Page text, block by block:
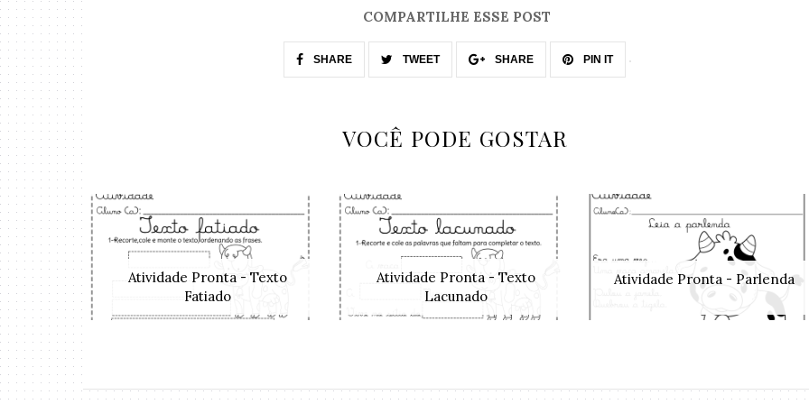
COMPARTILHE ESSE POST
SHARE TWEET SHARE PIN IT
VOCÊ PODE GOSTAR
Atividade Pronta - Texto
Fatiado
Atividade Pronta - Texto
Lacunado
Atividade Pronta - Parlenda